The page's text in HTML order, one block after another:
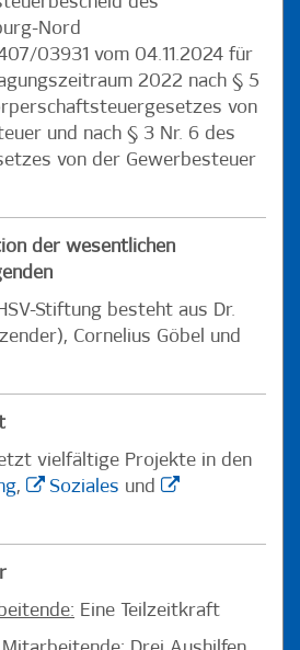
Nord
03931 vom 04.11.2024 für
2022 nach § 5
von
und nach § 3 Nr. 6 des
von der Gewerbesteuer
der wesentlichen
Stiftung besteht aus Dr.
Cornelius Göbel und
vielfältige Projekte in den
, Soziales und
Eine Teilzeitkraft